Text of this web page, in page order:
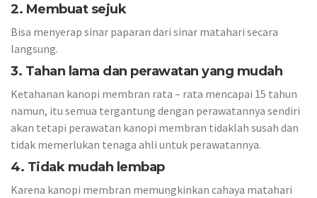
2. Membuat sejuk
Bisa menyerap sinar paparan dari sinar matahari secara
langsung.
3. Tahan lama dan perawatan yang mudah
Ketahanan kanopi membran rata – rata mencapai 15 tahun
namun, itu semua tergantung dengan perawatannya sendiri
akan tetapi perawatan kanopi membran tidaklah susah dan
tidak memerlukan tenaga ahli untuk perawatannya.
4. Tidak mudah lembap
Karena kanopi membran memungkinkan cahaya matahari